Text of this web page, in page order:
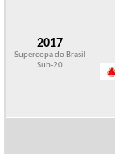
2017
Supercopa do Brasil
Sub-20